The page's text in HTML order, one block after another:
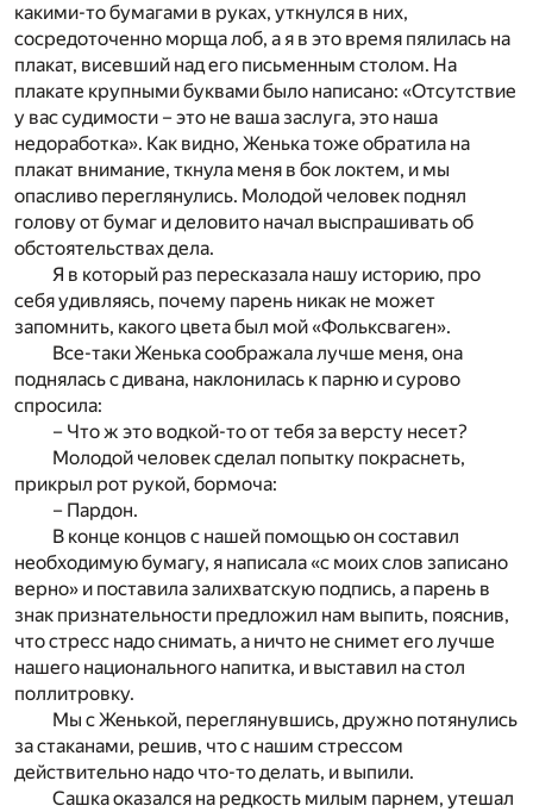
какими-то бумагами в руках, уткнулся в них,
сосредоточенно морща лоб, а я в это время пялилась на
плакат, висевший над его письменным столом. На
плакате крупными буквами было написано: «Отсутствие
у вас судимости – это не ваша заслуга, это наша
недоработка». Как видно, Женька тоже обратила на
плакат внимание, ткнула меня в бок локтем, и мы
опасливо переглянулись. Молодой человек поднял
голову от бумаг и деловито начал выспрашивать об
обстоятельствах дела.
Я в который раз пересказала нашу историю, про
себя удивляясь, почему парень никак не может
запомнить, какого цвета был мой «Фольксваген».
Все-таки Женька соображала лучше меня, она
поднялась с дивана, наклонилась к парню и сурово
спросила:
– Что ж это водкой-то от тебя за версту несет?
Молодой человек сделал попытку покраснеть,
прикрыл рот рукой, бормоча:
– Пардон.
В конце концов с нашей помощью он составил
необходимую бумагу, я написала «с моих слов записано
верно» и поставила залихватскую подпись, а парень в
знак признательности предложил нам выпить, пояснив,
что стресс надо снимать, а ничто не снимет его лучше
нашего национального напитка, и выставил на стол
поллитровку.
Мы с Женькой, переглянувшись, дружно потянулись
за стаканами, решив, что с нашим стрессом
действительно надо что-то делать, и выпили.
Сашка оказался на редкость милым парнем, утешал